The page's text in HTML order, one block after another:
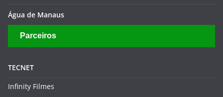
Água de Manaus
Parceiros
TECNET
Infinity Filmes